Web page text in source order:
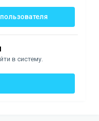
в систему.